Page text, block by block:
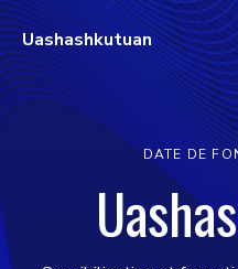
Uashashkutuan
DATE DE